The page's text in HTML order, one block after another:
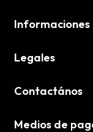
Informaciones
Legales
Contactános
Medios de